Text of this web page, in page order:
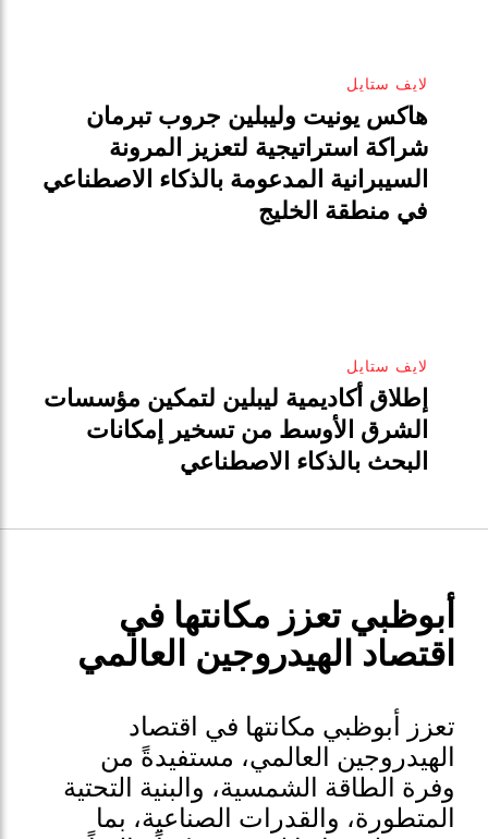
لايف ستايل
هاكس يونيت وليبلين جروب تبرمان
شراكة استراتيجية لتعزيز المرونة
السيبرانية المدعومة بالذكاء الاصطناعي
في منطقة الخليج
لايف ستايل
إطلاق أكاديمية ليبلين لتمكين مؤسسات
الشرق الأوسط من تسخير إمكانات
البحث بالذكاء الاصطناعي
أبوظبي تعزز مكانتها في
اقتصاد الهيدروجين العالمي
تعزز أبوظبي مكانتها في اقتصاد
الهيدروجين العالمي، مستفيدةً من
وفرة الطاقة الشمسية، والبنية التحتية
المتطورة، والقدرات الصناعية، بما